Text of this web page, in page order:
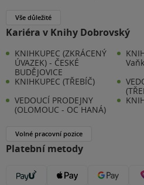
Vše důležité
Kariéra v Knihy Dobrovský
KNIHKUPEC (ZKRÁCENÝ
ÚVAZEK) - ČESKÉ
BUDĚJOVICE
KNIHKUPEC (TŘEBÍČ)
VEDOUCÍ PRODEJNY
(OLOMOUC - OC HANÁ)
Volné pracovní pozice
Platební metody